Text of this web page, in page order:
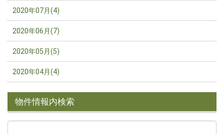
2020年07月(4)
2020年06月(7)
2020年05月(5)
2020年04月(4)
物件情報内検索